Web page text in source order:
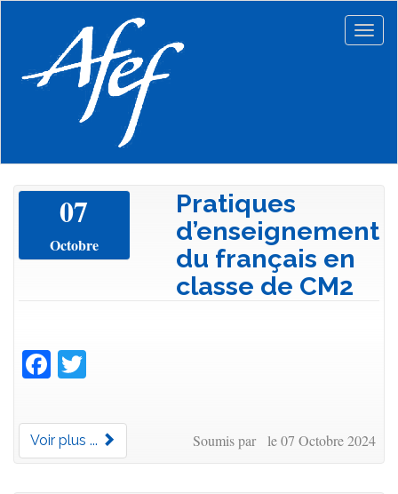
principal
07
Octobre
Pratiques
d’enseignement
du français en
classe de CM2
Facebook
Voir plus ... Soumis par le 07 Octobre 2024